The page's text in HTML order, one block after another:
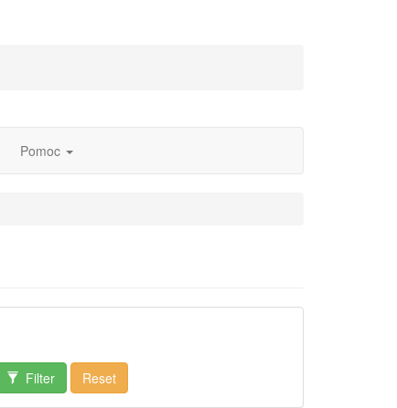
Pomoc
Filter Reset